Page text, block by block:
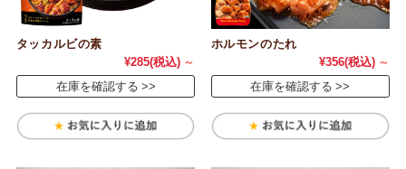
タッカルビの素
¥285(税込) ～
在庫を確認する
ホルモンのたれ
¥356(税込) ～
在庫を確認する